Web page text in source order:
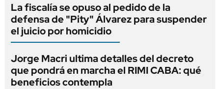
La fiscalía se opuso al pedido de la
defensa de "Pity" Álvarez para suspender
el juicio por homicidio
Jorge Macri ultima detalles del decreto
que pondrá en marcha el RIMI CABA: qué
beneficios contempla